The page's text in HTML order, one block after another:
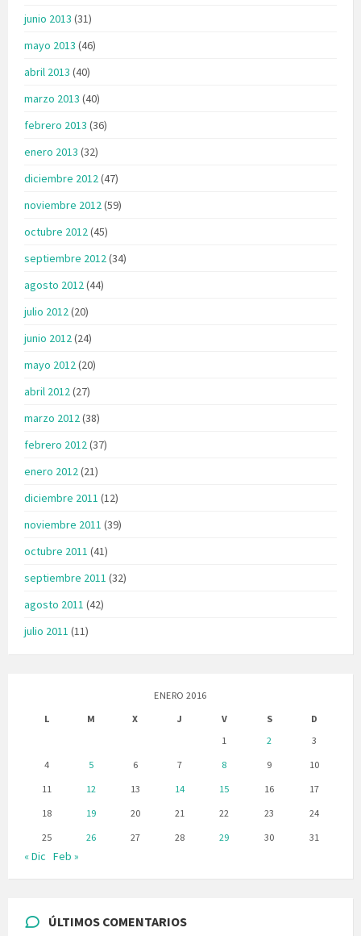
junio 2013 (31)
mayo 2013 (46)
abril 2013 (40)
marzo 2013 (40)
febrero 2013 (36)
enero 2013 (32)
diciembre 2012(47)
noviembre 2012(59)
octubre 2012(45)
septiembre 2012(34)
agosto 2012(44)
julio 2012(20)
junio 2012(24)
mayo 2012(20)
abril 2012(27)
marzo 2012(38)
febrero 2012(37)
enero 2012(21)
diciembre 2011 (12)
noviembre 2011 (39)
octubre 2011 (41)
septiembre 2011 (32)
agosto 2011 (42)
julio 2011 (11)
ENERO 2016
L
M X J V S
D
1
2
3
4
5 6 7 8 9
10
11
12 13 14 15 16
17
18
19 20 21 22 23
24
25
26 27 28 29 30 31
« Dic Feb »
ÚLTIMOS COMENTARIOS